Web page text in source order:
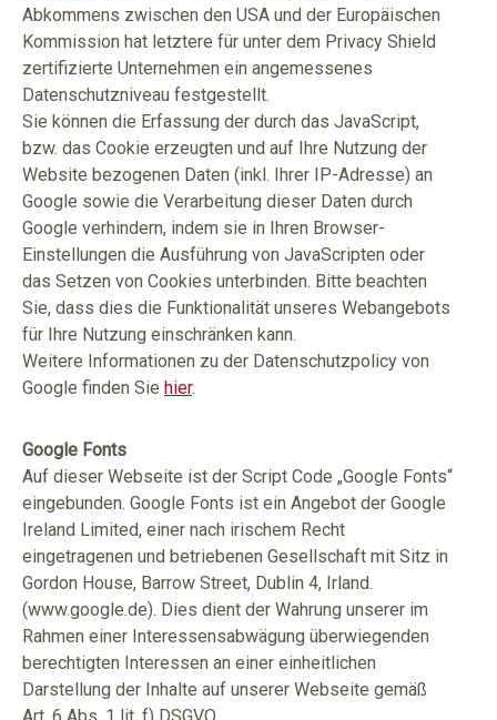
Abkommens zwischen den USA und der Europäischen
Kommission hat letztere für unter dem Privacy Shield
zertifizierte Unternehmen ein angemessenes
Datenschutzniveau festgestellt.
Sie können die Erfassung der durch das JavaScript,
bzw. das Cookie erzeugten und auf Ihre Nutzung der
Website bezogenen Daten (inkl. Ihrer IP-Adresse) an
Google sowie die Verarbeitung dieser Daten durch
Google verhindern, indem sie in Ihren Browser-
Einstellungen die Ausführung von JavaScripten oder
das Setzen von Cookies unterbinden. Bitte beachten
Sie, dass dies die Funktionalität unseres Webangebots
für Ihre Nutzung einschränken kann.
Weitere Informationen zu der Datenschutzpolicy von
Google finden Sie hier.
Google Fonts
Auf dieser Webseite ist der Script Code „Google Fonts“
eingebunden. Google Fonts ist ein Angebot der Google
Ireland Limited, einer nach irischem Recht
eingetragenen und betriebenen Gesellschaft mit Sitz in
Gordon House, Barrow Street, Dublin 4, Irland.
(www.google.de). Dies dient der Wahrung unserer im
Rahmen einer Interessensabwägung überwiegenden
berechtigten Interessen an einer einheitlichen
Darstellung der Inhalte auf unserer Webseite gemäß